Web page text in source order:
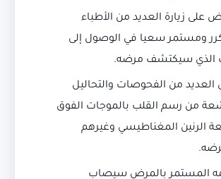
على زيارة العديد من الأطباء
ومستمر سعيا في الوصول إلى
الذي سيكتشف مرضه.
العديد من الفحوصات والتحاليل
من رسم القلب بالموجات الفوق
الرنين المغناطيسي وغيرهم
المستمر بالمرض سيصاب